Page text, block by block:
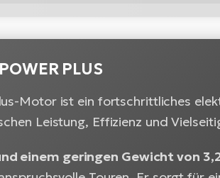
PLUS
Motor ist ein fortschrittliches
Leistung, Effizienz und
einem geringen Gewicht von